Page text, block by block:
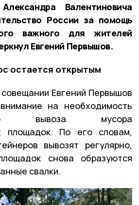
Валентиновича
России за помощь
важного для жителей
Евгений Первышов.
остается открытым
Евгений Первышов
внимание на необходимость
вывоза мусора
площадок. По его словам,
вывозят регулярно,
снова образуются
свалки.